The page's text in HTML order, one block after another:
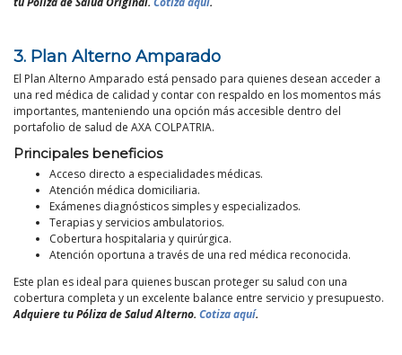
3. Plan Alterno Amparado
El Plan Alterno Amparado está pensado para quienes desean acceder a
una red médica de calidad y contar con respaldo en los momentos más
importantes, manteniendo una opción más accesible dentro del
portafolio de salud de AXA COLPATRIA.
Principales beneficios
Acceso directo a especialidades médicas.
Atención médica domiciliaria.
Exámenes diagnósticos simples y especializados.
Terapias y servicios ambulatorios.
Cobertura hospitalaria y quirúrgica.
Atención oportuna a través de una red médica reconocida.
Este plan es ideal para quienes buscan proteger su salud con una
cobertura completa y un excelente balance entre servicio y presupuesto.
Adquiere tu Póliza de Salud Alterno. Cotiza aquí.